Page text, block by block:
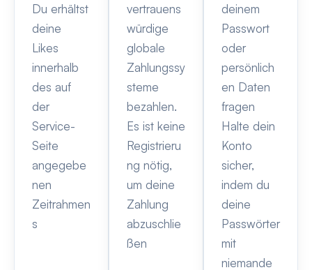
Du erhältst
deine
Likes
innerhalb
des auf
der
Service-
Seite
angegebe
nen
Zeitrahmen
s
vertrauens
würdige
globale
Zahlungssy
steme
bezahlen.
Es ist keine
Registrieru
ng nötig,
um deine
Zahlung
abzuschlie
ßen
deinem
Passwort
oder
persönlich
en Daten
fragen
Halte dein
Konto
sicher,
indem du
deine
Passwörter
mit
niemande